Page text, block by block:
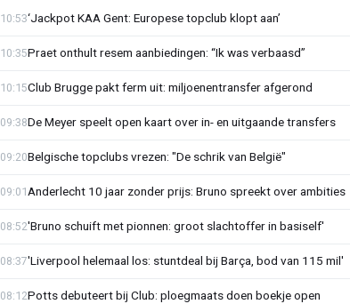
‘Jackpot KAA Gent: Europese topclub klopt aan’
10:53
Praet onthult resem aanbiedingen: “Ik was verbaasd”
10:35
Club Brugge pakt ferm uit: miljoenentransfer afgerond
10:15
De Meyer speelt open kaart over in- en uitgaande transfers
09:38
Belgische topclubs vrezen: "De schrik van België"
09:20
Anderlecht 10 jaar zonder prijs: Bruno spreekt over ambities
09:01
'Bruno schuift met pionnen: groot slachtoffer in basiself'
08:52
'Liverpool helemaal los: stuntdeal bij Barça, bod van 115 mil'
08:37
Potts debuteert bij Club: ploegmaats doen boekje open
08:12